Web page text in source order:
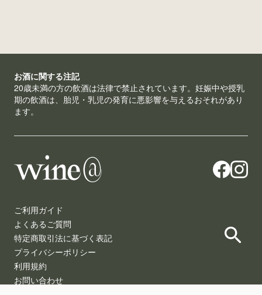
お酒に関する注記
20歳未満の方の飲酒は法律で禁止されています。妊娠中や授乳
期の飲酒は、胎児・乳児の発育に悪影響を与えるおそれがあり
ます。
ご利用ガイド
よくあるご質問
特定商取引法に基づく表記
プライバシーポリシー
利用規約
お問い合わせ